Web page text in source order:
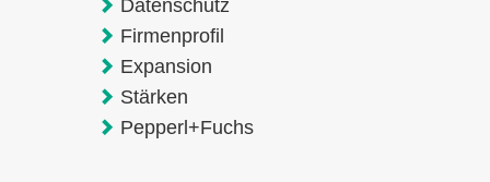
Datenschutz
Firmenprofil
Expansion
Stärken
Pepperl+Fuchs